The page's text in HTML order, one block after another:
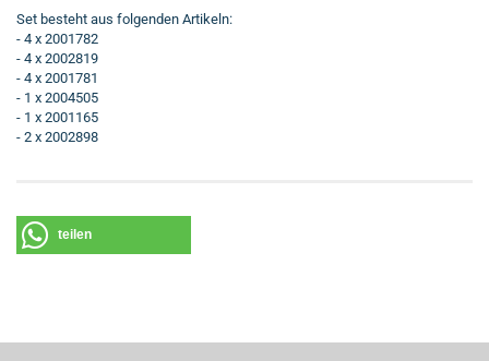
Set besteht aus folgenden Artikeln:
- 4 x 2001782
- 4 x 2002819
- 4 x 2001781
- 1 x 2004505
- 1 x 2001165
- 2 x 2002898
teilen